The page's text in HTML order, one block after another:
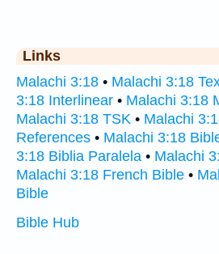
Links
Malachi 3:18 • Malachi 3:18
3:18 Interlinear • Malachi 3:18
Malachi 3:18 TSK • Malachi
References • Malachi 3:18
3:18 Biblia Paralela • Malachi
Malachi 3:18 French Bible •
Bible
Bible Hub